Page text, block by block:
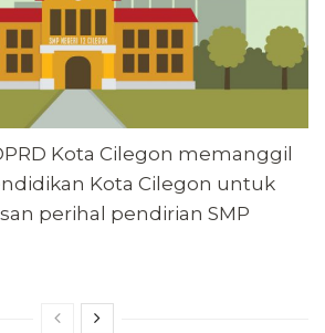
Kota Cilegon memanggil
Kota Cilegon untuk
perihal pendirian SMP